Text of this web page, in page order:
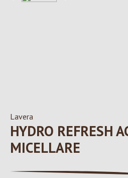
Lavera
HYDRO REFRESH
MICELLARE